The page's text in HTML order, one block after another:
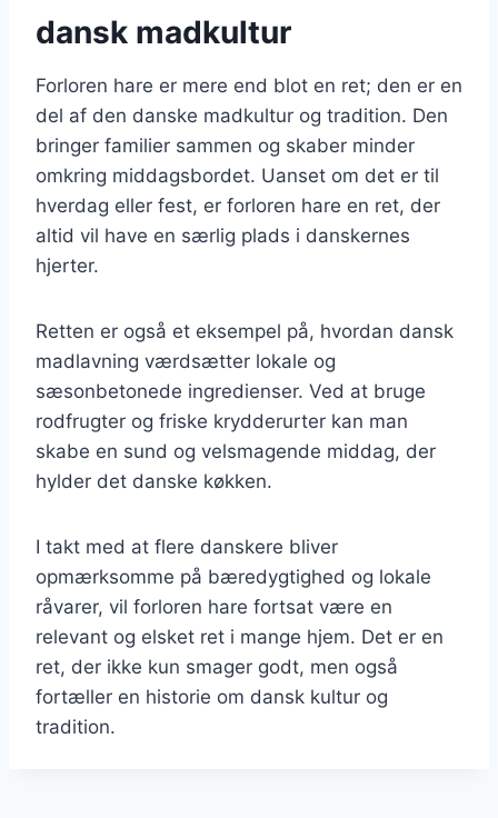
dansk madkultur
Forloren hare er mere end blot en ret; den er en
del af den danske madkultur og tradition. Den
bringer familier sammen og skaber minder
omkring middagsbordet. Uanset om det er til
hverdag eller fest, er forloren hare en ret, der
altid vil have en særlig plads i danskernes
hjerter.
Retten er også et eksempel på, hvordan dansk
madlavning værdsætter lokale og
sæsonbetonede ingredienser. Ved at bruge
rodfrugter og friske krydderurter kan man
skabe en sund og velsmagende middag, der
hylder det danske køkken.
I takt med at flere danskere bliver
opmærksomme på bæredygtighed og lokale
råvarer, vil forloren hare fortsat være en
relevant og elsket ret i mange hjem. Det er en
ret, der ikke kun smager godt, men også
fortæller en historie om dansk kultur og
tradition.